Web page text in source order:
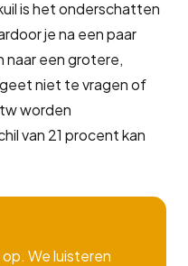
is het onderschatten
je na een paar
naar een grotere,
niet te vragen of
worden
van 21 procent kan
We luisteren